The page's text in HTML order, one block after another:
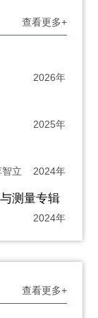
查看更多+
2026年
2025年
立 2024年
测量专辑
2024年
查看更多+